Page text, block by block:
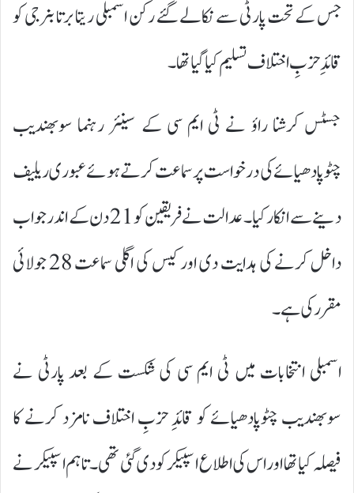
جس کے تحت پارٹی سے نکالے گئے رکن اسمبلی ریتابرتا بنرجی کو
قائدِ حزبِ اختلاف تسلیم کیا گیا تھا۔
جسٹس کرشنا راؤ نے ٹی ایم سی کے سینئر رہنما سوبھندیب
چٹوپادھیائے کی درخواست پر سماعت کرتے ہوئے عبوری ریلیف
دینے سے انکار کیا۔ عدالت نے فریقین کو 21 دن کے اندر جواب
داخل کرنے کی ہدایت دی اور کیس کی اگلی سماعت 28 جولائی
مقرر کی ہے۔
اسمبلی انتخابات میں ٹی ایم سی کی شکست کے بعد پارٹی نے
سوبھندیب چٹوپادھیائے کو قائدِ حزبِ اختلاف نامزد کرنے کا
فیصلہ کیا تھا اور اس کی اطلاع اسپیکر کو دی گئی تھی۔ تاہم اسپیکر نے